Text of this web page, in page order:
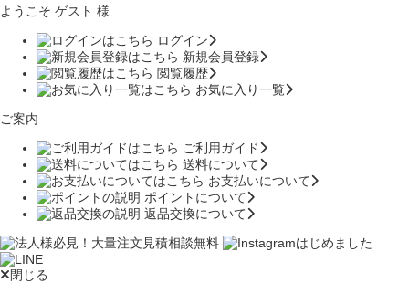
ようこそ ゲスト 様
ログイン
新規会員登録
閲覧履歴
お気に入り一覧
ご案内
ご利用ガイド
送料について
お支払いについて
ポイントについて
返品交換について
閉じる